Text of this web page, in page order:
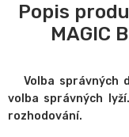
Popis
MAGIC
Volba správných
volba správných lyží.
rozhodování.